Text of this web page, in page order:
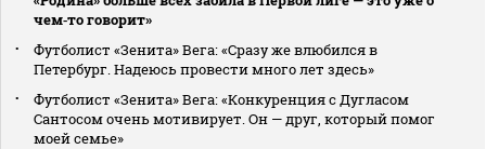
чем‑то говорит»
Футболист «Зенита» Вега: «Сразу же влюбился в
Петербург. Надеюсь провести много лет здесь»
Футболист «Зенита» Вега: «Конкуренция с Дугласом
Сантосом очень мотивирует. Он — друг, который помог
моей семье»